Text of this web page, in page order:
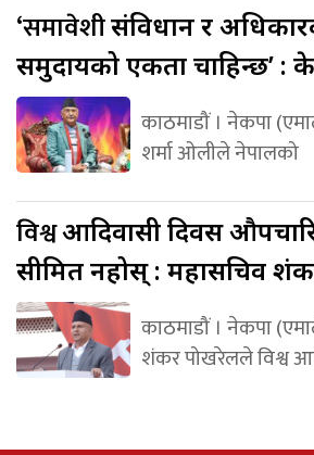
‘समावेशीसंविधान र
समुदायको एकता चाहिन्छ’ :
काठमाडौं । नेकपा
शर्मा ओलीले नेपालको
विश्वआदिवासी दिवस
सीमित नहोस् : महासचिव
काठमाडौं । नेकपा
शंकर पोखरेलले विश्व